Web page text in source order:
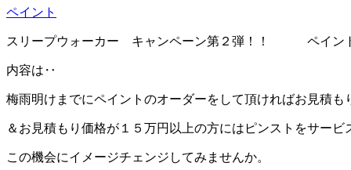
ペイント
スリープウォーカー キャンペーン第２弾！！ ペイン
内容は‥
梅雨明けまでにペイントのオーダーをして頂ければお見積も
＆お見積もり価格が１５万円以上の方にはピンストをサービ
この機会にイメージチェンジしてみませんか。